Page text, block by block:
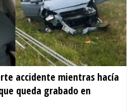
accidente mientras hacía
queda grabado en